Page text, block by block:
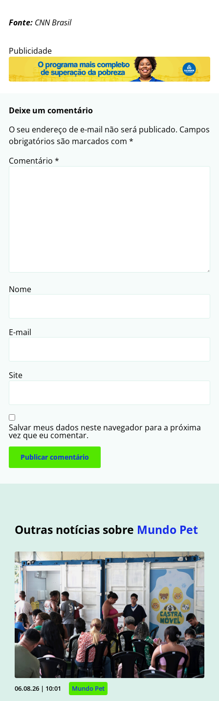
Fonte: CNN Brasil
Publicidade
Deixe um comentário
O seu endereço de e-mail não será publicado. Campos
obrigatórios são marcados com *
Comentário *
Nome
E-mail
Site
Salvar meus dados neste navegador para a próxima
vez que eu comentar.
Outras notícias sobre Mundo Pet
06.08.26 | 10:01 Mundo Pet